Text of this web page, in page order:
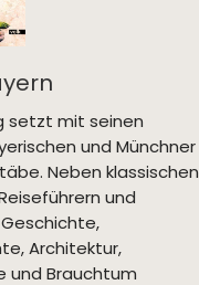
setzt mit seinen
und Münchner
Neben klassischen
und
Architektur,
und Brauchtum